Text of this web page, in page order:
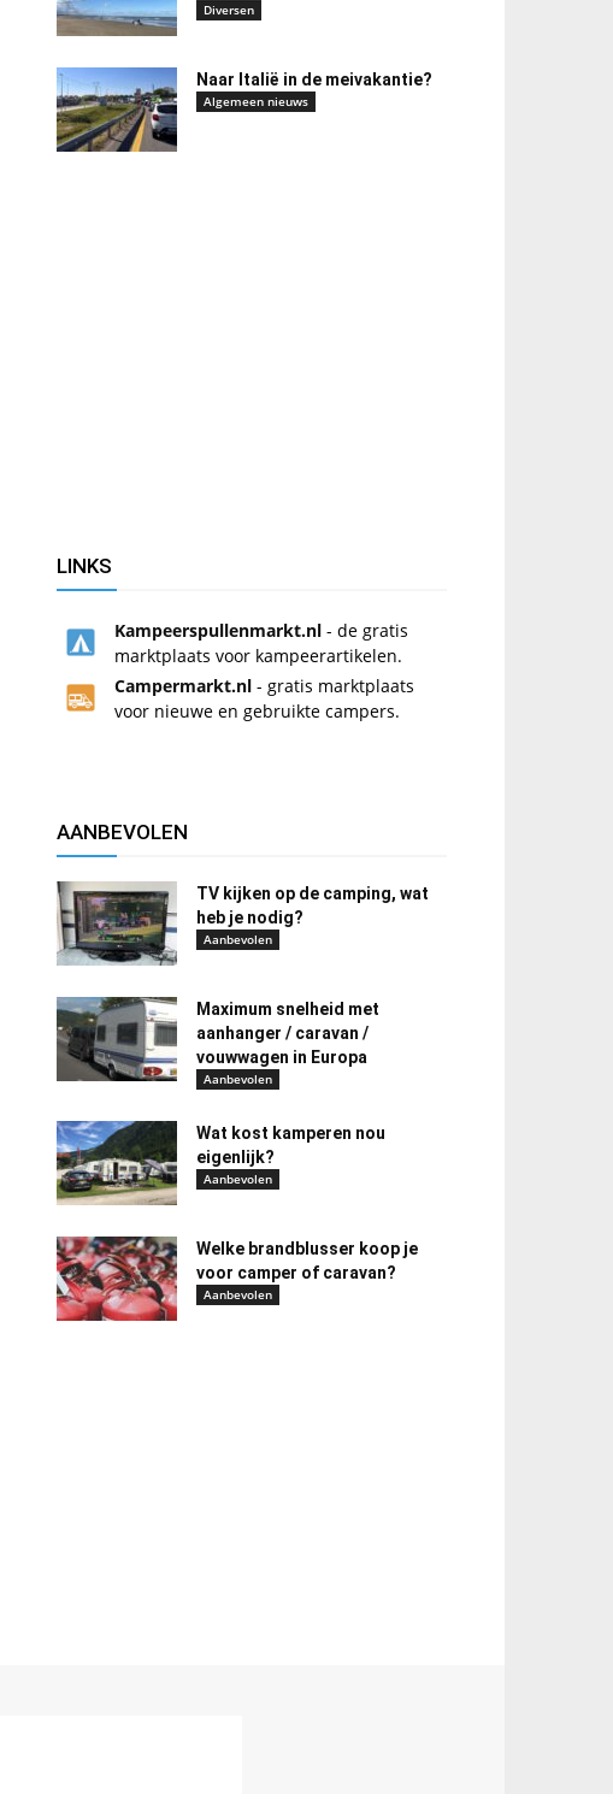
Diversen
Naar Italië in de meivakantie?
Algemeen nieuws
LINKS
Kampeerspullenmarkt.nl - de gratis
marktplaats voor kampeerartikelen.
Campermarkt.nl - gratis marktplaats
voor nieuwe en gebruikte campers.
AANBEVOLEN
TV kijken op de camping, wat
heb je nodig?
Aanbevolen
Maximum snelheid met
aanhanger / caravan /
vouwwagen in Europa
Aanbevolen
Wat kost kamperen nou
eigenlijk?
Aanbevolen
Welke brandblusser koop je
voor camper of caravan?
Aanbevolen